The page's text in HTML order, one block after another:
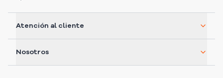
Atención al cliente
Nosotros